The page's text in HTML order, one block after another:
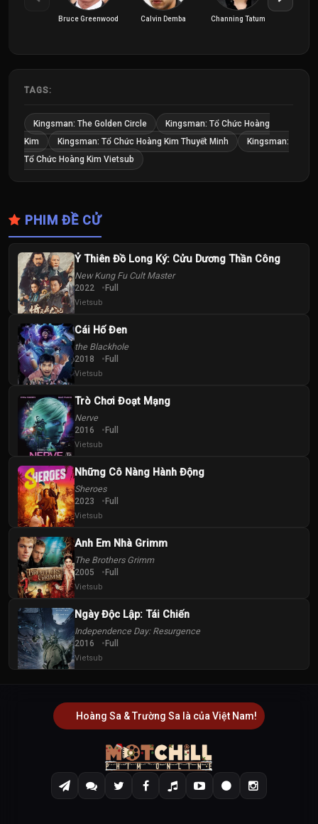
Bruce Greenwood Calvin Demba Channing Tatum
TAGS:
Kingsman: The Golden Circle
Kingsman: Tổ Chức Hoàng
Kim
Kingsman: Tổ Chức Hoàng Kim Thuyết Minh
Kingsman:
Tổ Chức Hoàng Kim Vietsub
PHIM ĐỀ CỬ
Ỷ Thiên Đồ Long Ký: Cửu Dương Thần Công
New Kung Fu Cult Master
2022 Full
Vietsub
Cái Hố Đen
the Blackhole
2018 Full
Vietsub
Trò Chơi Đoạt Mạng
Nerve
2016 Full
Vietsub
Những Cô Nàng Hành Động
Sheroes
2023 Full
Vietsub
Anh Em Nhà Grimm
The Brothers Grimm
2005 Full
Vietsub
Ngày Độc Lập: Tái Chiến
Independence Day: Resurgence
2016 Full
Vietsub
Hoàng Sa & Trường Sa là của Việt Nam!